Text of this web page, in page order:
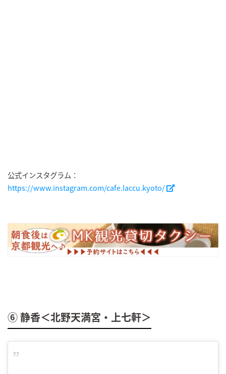
公式インスタグラム：
https://www.instagram.com/cafe.laccu.kyoto/
⑥ 静香＜北野天満宮・上七軒＞